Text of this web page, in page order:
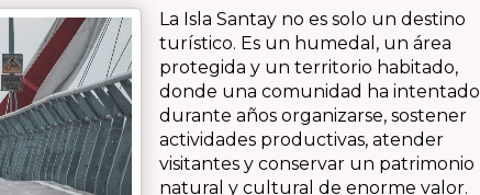
La Isla Santay no es solo un destino
turístico. Es un humedal, un área
protegida y un territorio habitado,
donde una comunidad ha intentado
durante años organizarse, sostener
actividades productivas, atender
visitantes y conservar un patrimonio
natural y cultural de enorme valor.